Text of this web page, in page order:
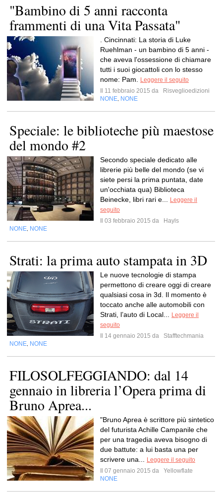
"Bambino di 5 anni racconta
frammenti di una Vita Passata"
. Cincinnati: La storia di Luke
Ruehlman - un bambino di 5 anni -
che aveva l'ossessione di chiamare
tutti i suoi giocattoli con lo stesso
nome: Pam.
Leggere il seguito
Il 11 febbraio 2015 da
Risveglioedizioni
NONE NONE
Speciale: le biblioteche più maestose
del mondo #2
Secondo speciale dedicato alle
librerie più belle del mondo (se vi
siete persi la prima puntata, date
un'occhiata qua) Biblioteca
Beinecke, libri rari e...
Leggere il
seguito
Il 03 febbraio 2015 da
Hayls
NONE NONE
Strati: la prima auto stampata in 3D
Le nuove tecnologie di stampa
permettono di creare oggi di creare
qualsiasi cosa in 3d. Il momento è
toccato anche alle automobili con
Strati, l’auto di Local...
Leggere il
seguito
Il 14 gennaio 2015 da
Stafftechmania
NONE NONE
FILOSOLFEGGIANDO: dal 14
gennaio in libreria l’Opera prima di
Bruno Aprea...
"Bruno Aprea è scrittore più sintetico
del futurista Achille Campanile che
per una tragedia aveva bisogno di
due battute: a lui basta una per
scrivere una...
Leggere il seguito
Il 07 gennaio 2015 da
Yellowflate
NONE